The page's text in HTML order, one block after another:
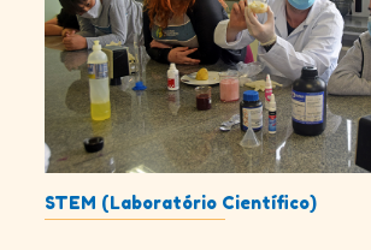
STEM (Laboratório Científico)